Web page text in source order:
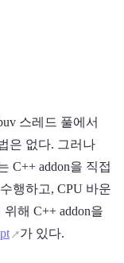
스레드 풀에서
은 없다. 그러나
C++ addon을 직접
행하고, CPU 바운
해 C++ addon을
가 있다.